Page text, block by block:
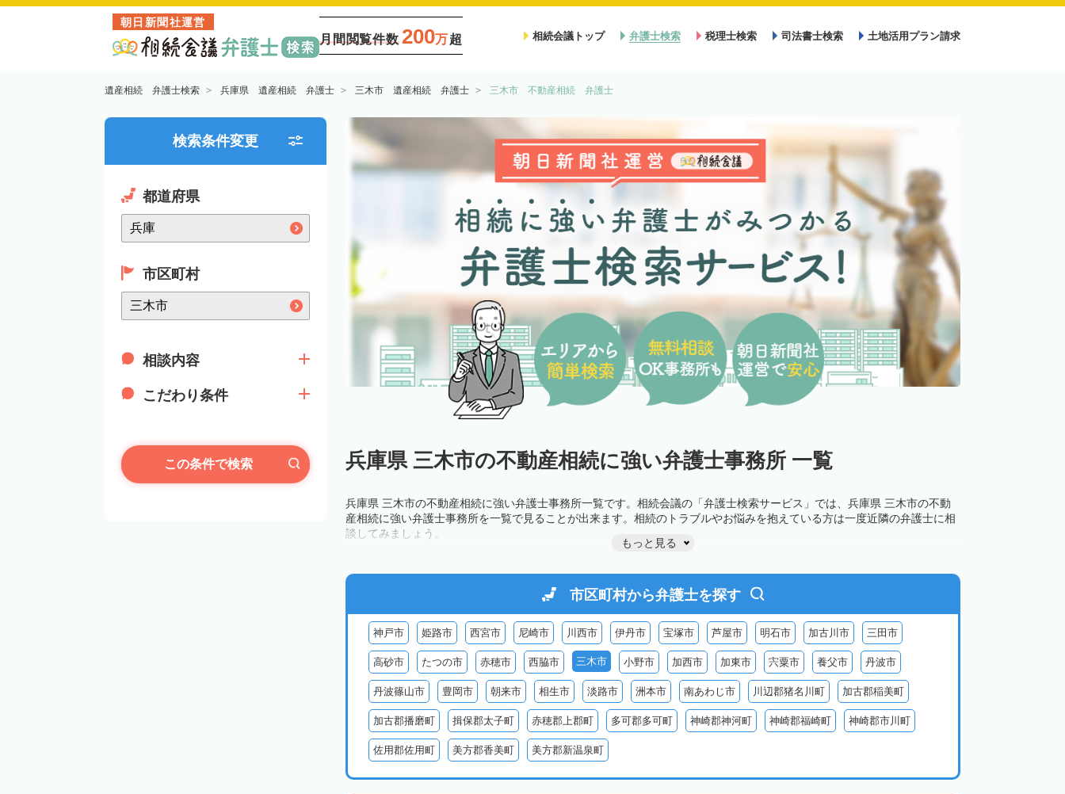
朝日新聞社運営
月間閲覧件数 200万超 相続会議トップ 弁護士検索 税理士検索 司法書士検索 土地活用プラン請求
遺産相続 弁護士検索 兵庫県 遺産相続 弁護士 三木市 遺産相続 弁護士 三木市 不動産相続 弁護士
検索条件変更
都道府県
市区町村
相談内容
こだわり条件
この条件で検索 兵庫県 三木市の不動産相続に強い弁護士事務所 一覧
兵庫県 三木市の不動産相続に強い弁護士事務所一覧です。相続会議の「弁護士検索サービス」では、兵庫県 三木市の不動
産相続に強い弁護士事務所を一覧で見ることが出来ます。相続のトラブルやお悩みを抱えている方は一度近隣の弁護士に相
談してみましょう。
もっと見る
市区町村から弁護士を探す
神戸市 姫路市 西宮市 尼崎市 川西市 伊丹市 宝塚市 芦屋市 明石市 加古川市 三田市
高砂市 たつの市 赤穂市 西脇市 三木市 小野市 加西市 加東市 宍粟市 養父市 丹波市
丹波篠山市 豊岡市 朝来市 相生市 淡路市 洲本市 南あわじ市 川辺郡猪名川町 加古郡稲美町
加古郡播磨町 揖保郡太子町 赤穂郡上郡町 多可郡多可町 神崎郡神河町 神崎郡福崎町 神崎郡市川町
佐用郡佐用町 美方郡香美町 美方郡新温泉町